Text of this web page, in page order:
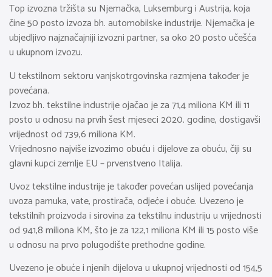
Top izvozna tržišta su Njemačka, Luksemburg i Austrija, koja
čine 50 posto izvoza bh. automobilske industrije. Njemačka je
ubjedljivo najznačajniji izvozni partner, sa oko 20 posto učešća
u ukupnom izvozu.
U tekstilnom sektoru vanjskotrgovinska razmjena također je
povećana.
Izvoz bh. tekstilne industrije ojačao je za 71,4 miliona KM ili 11
posto u odnosu na prvih šest mjeseci 2020. godine, dostigavši
vrijednost od 739,6 miliona KM.
Vrijednosno najviše izvozimo obuću i dijelove za obuću, čiji su
glavni kupci zemlje EU – prvenstveno Italija.
Uvoz tekstilne industrije je također povećan uslijed povećanja
uvoza pamuka, vate, prostirača, odjeće i obuće. Uvezeno je
tekstilnih proizvoda i sirovina za tekstilnu industriju u vrijednosti
od 941,8 miliona KM, što je za 122,1 miliona KM ili 15 posto više
u odnosu na prvo polugodište prethodne godine.
Uvezeno je obuće i njenih dijelova u ukupnoj vrijednosti od 154,5